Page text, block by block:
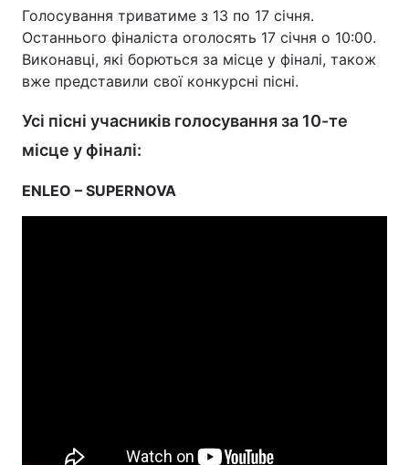
Голосування триватиме з 13 по 17 січня.
Останнього фіналіста оголосять 17 січня о 10:00.
Виконавці, які борються за місце у фіналі, також
вже представили свої конкурсні пісні.
Усі пісні учасників голосування за 10-те
місце у фіналі:
ENLEO – SUPERNOVA